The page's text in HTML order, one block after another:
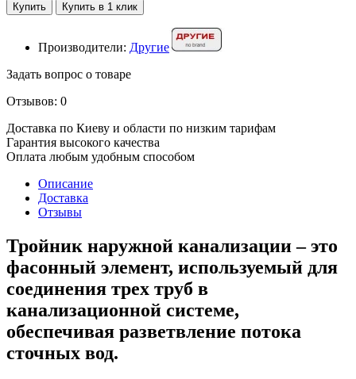
Купить Купить в 1 клик
Производители: Другие
Задать вопрос о товаре
Отзывов: 0
Доставка по Киеву и области по низким тарифам
Гарантия высокого качества
Оплата любым удобным способом
Описание
Доставка
Отзывы
Тройник наружной канализации– это
фасонный элемент, используемый для
соединения трех труб в
канализационной системе,
обеспечивая разветвление потока
сточных вод.